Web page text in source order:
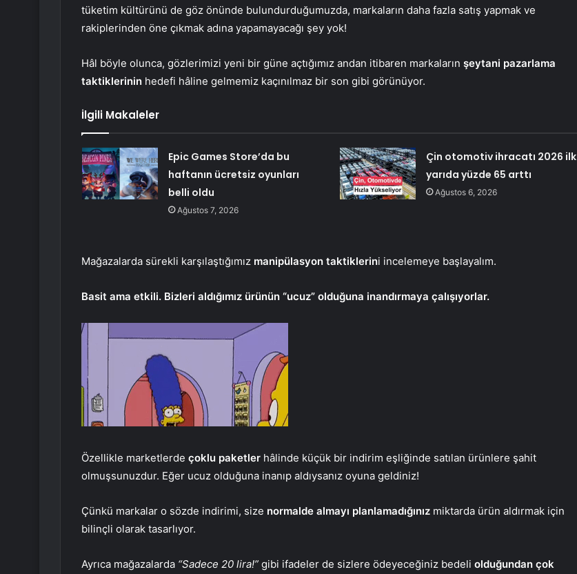
tüketim kültürünü de göz önünde bulundurduğumuzda, markaların daha fazla satış yapmak ve
rakiplerinden öne çıkmak adına yapamayacağı şey yok!
Hâl böyle olunca, gözlerimizi yeni bir güne açtığımız andan itibaren markaların şeytani pazarlama
taktiklerinin hedefi hâline gelmemiz kaçınılmaz bir son gibi görünüyor.
İlgili Makaleler
Epic Games Store’da bu
haftanın ücretsiz oyunları
belli oldu
Ağustos 7, 2026
Çin otomotiv ihracatı 2026 ilk
yarıda yüzde 65 arttı
Ağustos 6, 2026
Mağazalarda sürekli karşılaştığımız manipülasyon taktiklerini incelemeye başlayalım.
Basit ama etkili. Bizleri aldığımız ürünün “ucuz” olduğuna inandırmaya çalışıyorlar.
Özellikle marketlerde çoklu paketler hâlinde küçük bir indirim eşliğinde satılan ürünlere şahit
olmuşsunuzdur. Eğer ucuz olduğuna inanıp aldıysanız oyuna geldiniz!
Çünkü markalar o sözde indirimi, size normalde almayı planlamadığınız miktarda ürün aldırmak için
bilinçli olarak tasarlıyor.
Ayrıca mağazalarda “Sadece 20 lira!” gibi ifadeler de sizlere ödeyeceğiniz bedeli olduğundan çok